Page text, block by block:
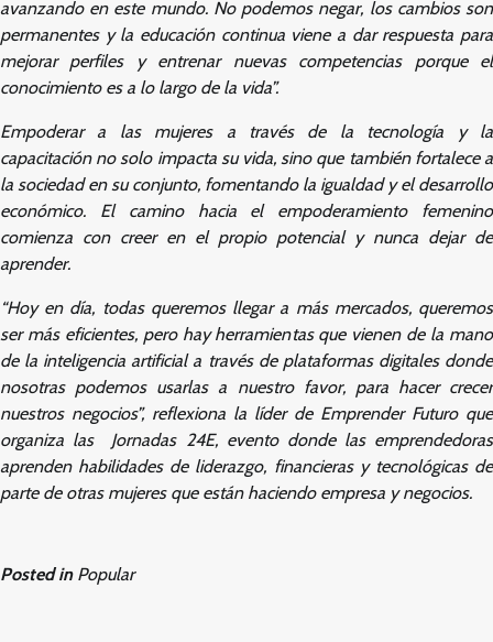
avanzando en este mundo. No podemos negar, los cambios son
permanentes y la educación continua viene a dar respuesta para
mejorar perfiles y entrenar nuevas competencias porque el
conocimiento es a lo largo de la vida”.
Empoderar a las mujeres a través de la tecnología y la
capacitación no solo impacta su vida, sino que también fortalece a
la sociedad en su conjunto, fomentando la igualdad y el desarrollo
económico. El camino hacia el empoderamiento femenino
comienza con creer en el propio potencial y nunca dejar de
aprender.
“Hoy en día, todas queremos llegar a más mercados, queremos
ser más eficientes, pero hay herramientas que vienen de la mano
de la inteligencia artificial a través de plataformas digitales donde
nosotras podemos usarlas a nuestro favor, para hacer crecer
nuestros negocios”, reflexiona la líder de Emprender Futuro que
organiza las
Jornadas 24E, evento donde las emprendedoras
aprenden habilidades de liderazgo, financieras y tecnológicas de
parte de otras mujeres que están haciendo empresa y negocios.
Posted in Popular